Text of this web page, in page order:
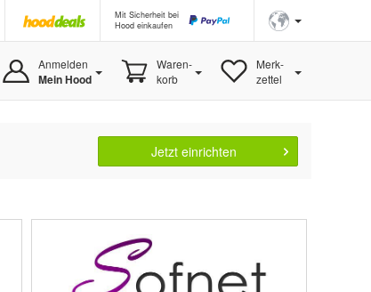
Mit Sicherheit bei
Hood einkaufen
Anmelden
Mein Hood
Waren-
korb
Merk-
zettel
Jetzt einrichten